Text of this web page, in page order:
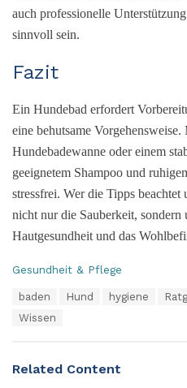
auch professionelle
sinnvoll sein.
Fazit
Ein Hundebad erfordert
eine behutsame
Hundebadewanne oder einem
geeignetem Shampoo und
stressfrei. Wer die Tipps
nicht nur die Sauberkeit, sondern
Hautgesundheit und das
C
i
Gesundheit & Pflege
baden Hund hygiene
Wissen
Related Content